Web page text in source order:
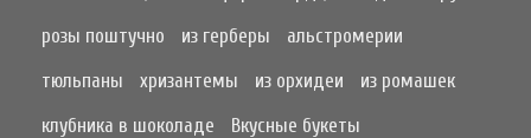
розы поштучно
из герберы
альстромерии
тюльпаны
хризантемы из орхидеи
из ромашек
клубника в шоколаде
Вкусные букеты